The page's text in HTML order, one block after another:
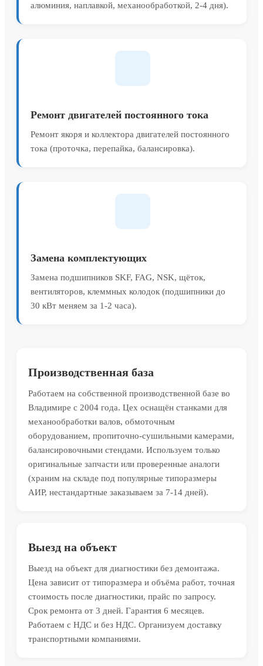
алюминия, наплавкой, механообработкой, 2-4 дня).
Ремонт двигателей постоянного тока
Ремонт якоря и коллектора двигателей постоянного
тока (проточка, перепайка, балансировка).
Замена комплектующих
Замена подшипников SKF, FAG, NSK, щёток,
вентиляторов, клеммных колодок (подшипники до
30 кВт меняем за 1-2 часа).
Производственная база
Работаем на собственной производственной базе во
Владимире с 2004 года. Цех оснащён станками для
механообработки валов, обмоточным
оборудованием, пропиточно-сушильными камерами,
балансировочными стендами. Используем только
оригинальные запчасти или проверенные аналоги
(храним на складе под популярные типоразмеры
АИР, нестандартные заказываем за 7-14 дней).
Выезд на объект
Выезд на объект для диагностики без демонтажа.
Цена зависит от типоразмера и объёма работ, точная
стоимость после диагностики, прайс по запросу.
Срок ремонта от 3 дней. Гарантия 6 месяцев.
Работаем с НДС и без НДС. Организуем доставку
транспортными компаниями.